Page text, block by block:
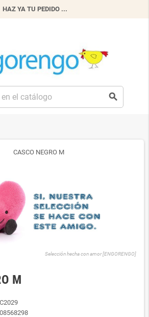
HAZ YA TU PEDIDO ...
search
Selección hecha con amor [ENGORENGO]
M